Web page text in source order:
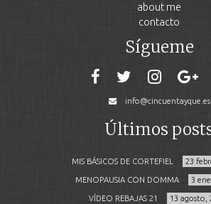
about me
contacto
Sígueme
info@cincuentayque.es
Últimos
MIS BÁSICOS DE CORTEFIEL 23
MENOPAUSIA CON DOMMA 3
VÍDEO REBAJAS 21 13 agosto,